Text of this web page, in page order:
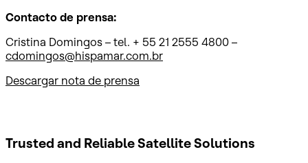
Contacto de prensa:
Cristina Domingos – tel. + 55 21 2555 4800 –
cdomingos@hispamar.com.br
Descargar nota de prensa
Trusted and ReliableSatellite Solutions